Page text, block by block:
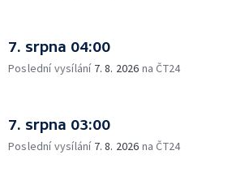
7. srpna 04:00
Poslední vysílání 7. 8. 2026 na ČT24
7. srpna 03:00
Poslední vysílání 7. 8. 2026 na ČT24